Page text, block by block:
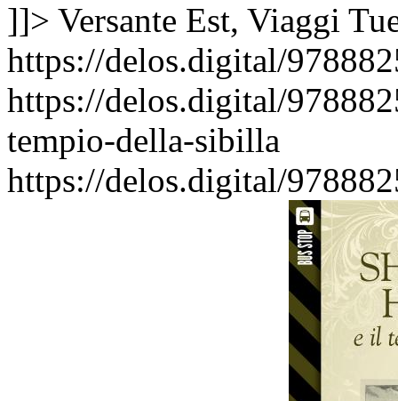
]]> Versante Est, Viaggi
https://delos.digital/
https://delos.digital/
tempio-della-sibilla
https://delos.digital/